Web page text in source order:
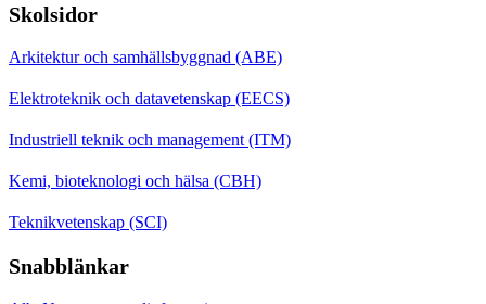
Skolsidor
Arkitektur och samhällsbyggnad (ABE)
Elektroteknik och datavetenskap (EECS)
Industriell teknik och management (ITM)
Kemi, bioteknologi och hälsa (CBH)
Teknikvetenskap (SCI)
Snabblänkar